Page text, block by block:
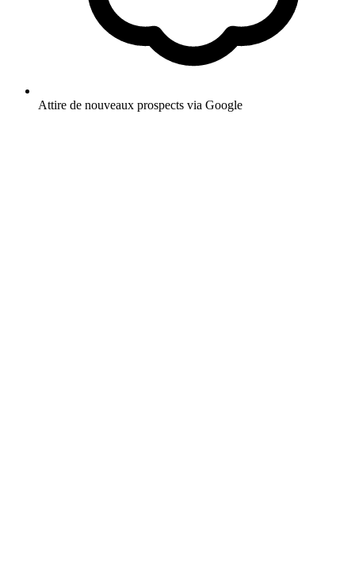
Attire de nouveaux prospects via Google